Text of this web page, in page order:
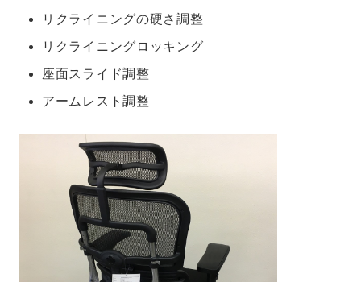
リクライニングの硬さ調整
リクライニングロッキング
座面スライド調整
アームレスト調整